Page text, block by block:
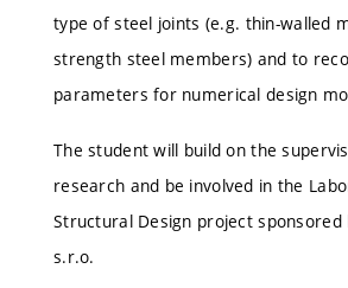
type of steel joints (e.g. thin-walled
strength steel members) and to
parameters for numerical design
The student will build on the
research and be involved in the
Structural Design project sponsored
s.r.o.